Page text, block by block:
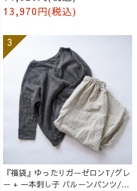
13,970円(税込)
『福袋』ゆったりガーゼロンT/グレ
ー + 一本刺し子 バルーンパンツ/生